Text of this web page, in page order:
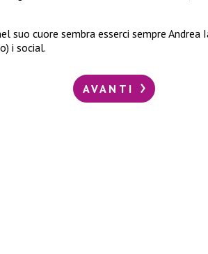
suo cuore sembra esserci sempre
i social.
AVANTI